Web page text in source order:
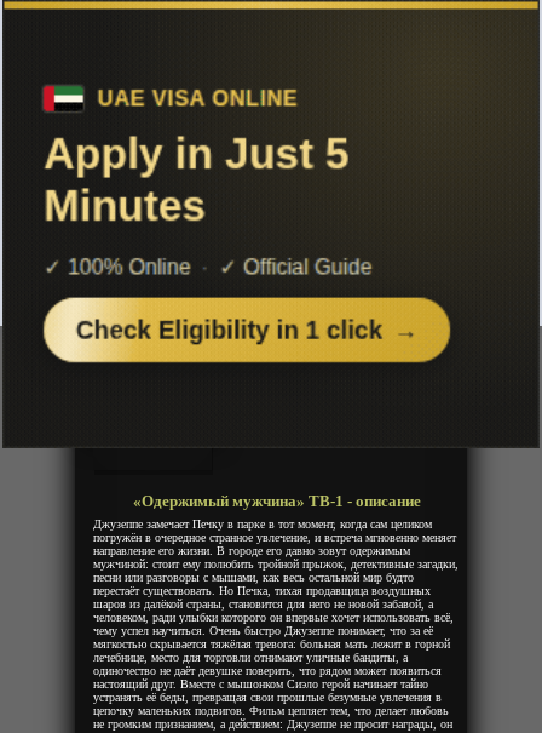
Чтобы не терять с нами связь,
подписывайся на наш
«Одержимый мужчина» ТВ-1
Добавленно: 25 июня 2026 | Серии: [1 из 1]
Год:2025
Приключения, Романтика, Музыка
«Одержимый мужчина» ТВ-1 - описание
Джузеппе замечает Печку в парке в тот момент, когда сам целиком
погружён в очередное странное увлечение, и встреча мгновенно меняет
направление его жизни. В городе его давно зовут одержимым
мужчиной: стоит ему полюбить тройной прыжок, детективные загадки,
песни или разговоры с мышами, как весь остальной мир будто
перестаёт существовать. Но Печка, тихая продавщица воздушных
шаров из далёкой страны, становится для него не новой забавой, а
человеком, ради улыбки которого он впервые хочет использовать всё,
чему успел научиться. Очень быстро Джузеппе понимает, что за её
мягкостью скрывается тяжёлая тревога: больная мать лежит в горной
лечебнице, место для торговли отнимают уличные бандиты, а
одиночество не даёт девушке поверить, что рядом может появиться
настоящий друг. Вместе с мышонком Сиэло герой начинает тайно
устранять её беды, превращая свои прошлые безумные увлечения в
цепочку маленьких подвигов. Фильм цепляет тем, что делает любовь
не громким признанием, а действием: Джузеппе не просит награды, он